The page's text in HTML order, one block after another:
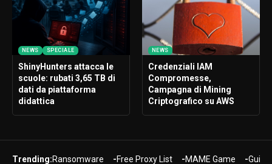
NEWS SPECIALE
ShinyHunters attacca le
scuole: rubati 3,65 TB di
dati da piattaforma
didattica
NEWS
Credenziali IAM
Compromesse,
Campagna di Mining
Criptografico su AWS
Trending:Ransomware Free Proxy List MAME Game Guide